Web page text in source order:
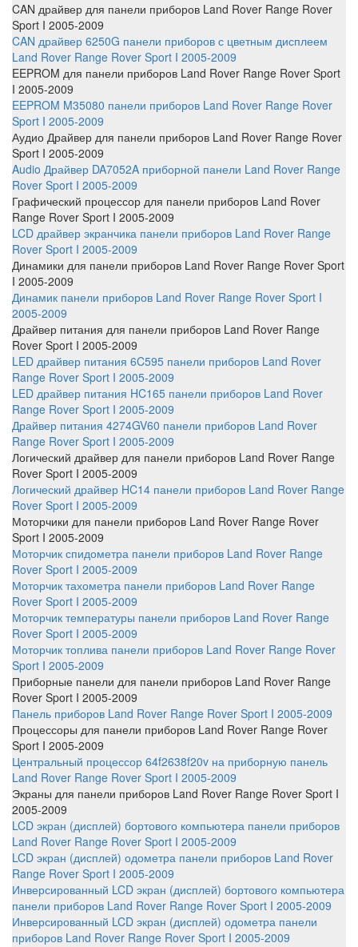
CAN драйвер для панели приборов Land Rover Range Rover
Sport I 2005-2009
CAN драйвер 6250G панели приборов с цветным дисплеем
Land Rover Range Rover Sport I 2005-2009
EEPROM для панели приборов Land Rover Range Rover Sport
I 2005-2009
EEPROM M35080 панели приборов Land Rover Range Rover
Sport I 2005-2009
Аудио Драйвер для панели приборов Land Rover Range Rover
Sport I 2005-2009
Audio Драйвер DA7052A приборной панели Land Rover Range
Rover Sport I 2005-2009
Графический процессор для панели приборов Land Rover
Range Rover Sport I 2005-2009
LCD драйвер экранчика панели приборов Land Rover Range
Rover Sport I 2005-2009
Динамики для панели приборов Land Rover Range Rover Sport
I 2005-2009
Динамик панели приборов Land Rover Range Rover Sport I
2005-2009
Драйвер питания для панели приборов Land Rover Range
Rover Sport I 2005-2009
LED драйвер питания 6C595 панели приборов Land Rover
Range Rover Sport I 2005-2009
LED драйвер питания HC165 панели приборов Land Rover
Range Rover Sport I 2005-2009
Драйвер питания 4274GV60 панели приборов Land Rover
Range Rover Sport I 2005-2009
Логический драйвер для панели приборов Land Rover Range
Rover Sport I 2005-2009
Логический драйвер HC14 панели приборов Land Rover Range
Rover Sport I 2005-2009
Моторчики для панели приборов Land Rover Range Rover
Sport I 2005-2009
Моторчик спидометра панели приборов Land Rover Range
Rover Sport I 2005-2009
Моторчик тахометра панели приборов Land Rover Range
Rover Sport I 2005-2009
Моторчик температуры панели приборов Land Rover Range
Rover Sport I 2005-2009
Моторчик топлива панели приборов Land Rover Range Rover
Sport I 2005-2009
Приборные панели для панели приборов Land Rover Range
Rover Sport I 2005-2009
Панель приборов Land Rover Range Rover Sport I 2005-2009
Процессоры для панели приборов Land Rover Range Rover
Sport I 2005-2009
Центральный процессор 64f2638f20v на приборную панель
Land Rover Range Rover Sport I 2005-2009
Экраны для панели приборов Land Rover Range Rover Sport I
2005-2009
LCD экран (дисплей) бортового компьютера панели приборов
Land Rover Range Rover Sport I 2005-2009
LCD экран (дисплей) одометра панели приборов Land Rover
Range Rover Sport I 2005-2009
Инверсированный LCD экран (дисплей) бортового компьютера
панели приборов Land Rover Range Rover Sport I 2005-2009
Инверсированный LCD экран (дисплей) одометра панели
приборов Land Rover Range Rover Sport I 2005-2009